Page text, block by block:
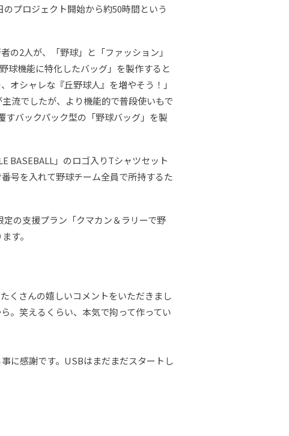
プロジェクト開始から約50時間という
の2人が、「野球」と「ファッション」
球機能に特化したバッグ」を製作すると
オシャレな『丘野球人』を増やそう！」
流でしたが、より機能的で普段使いもで
バックパック型の「野球バッグ」を製
BASEBALL」のロゴ入りTシャツセット
号を入れて野球チーム全員で所持するた
の支援プラン「クマカン＆ラリーで野
す。
くさんの嬉しいコメントをいただきまし
。笑えるくらい、本気で拘って作ってい
に感謝です。USBはまだまだスタートし